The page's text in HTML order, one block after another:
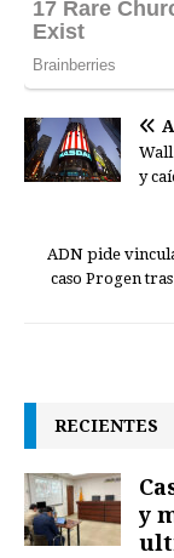
y
ADN pide
caso Progen
RECIENTES
y